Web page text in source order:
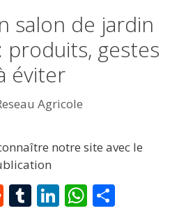
salon de jardin
produits, gestes
éviter
Agricole
notre site avec le
R T Li W